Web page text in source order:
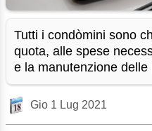
Tutti i condòmini sono
quota, alle spese
e la manutenzione delle
Gio 1 Lug 2021